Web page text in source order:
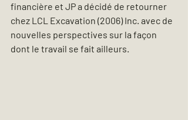
financière et JP a décidé de retourner
chez LCL Excavation (2006) Inc. avec de
nouvelles perspectives sur la façon
dont le travail se fait ailleurs.